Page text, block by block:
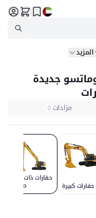
المزيد
جديدة
مزادات 0
حفارات كبيرة
حفارات ذات ذراع
طويل